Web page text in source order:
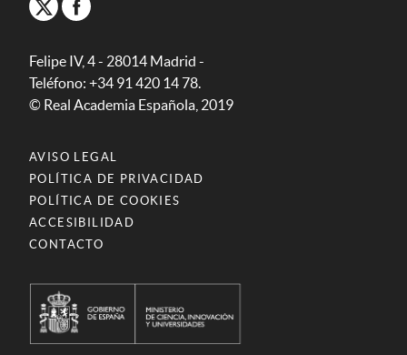
Felipe IV, 4 - 28014 Madrid -
Teléfono: +34 91 420 14 78.
© Real Academia Española, 2019
AVISO LEGAL
POLÍTICA DE PRIVACIDAD
POLÍTICA DE COOKIES
ACCESIBILIDAD
CONTACTO